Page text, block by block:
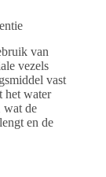
van
vezels
vast
het water
wat de
en de